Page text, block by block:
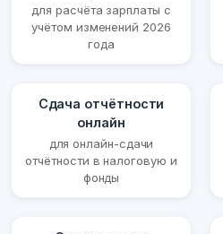
для расчёта зарплаты с
учётом изменений 2026
года
Сдача отчётности
онлайн
для онлайн-сдачи
отчётности в налоговую и
фонды